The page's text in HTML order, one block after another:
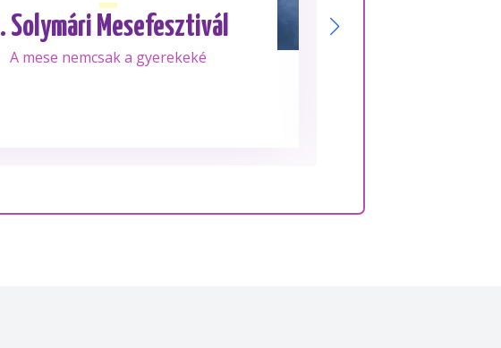
II. Solymári Mesefesztivál
A mese nemcsak a gyerekeké